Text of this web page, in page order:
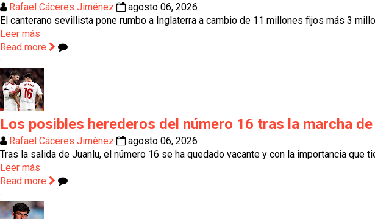
Rafael Cáceres Jiménez
agosto 06, 2026
El canterano sevillista pone rumbo a Inglaterra a cambio de 11 millones fijos más 3
Leer más
Read more
Los posibles herederos del número 16 tras la marcha
Rafael Cáceres Jiménez
agosto 06, 2026
Tras la salida de Juanlu, el número 16 se ha quedado vacante y con la importancia que
Leer más
Read more